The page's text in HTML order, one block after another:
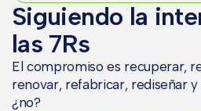
Siguiendo la
las 7Rs
El compromiso es recuperar,
renovar, refabricar, rediseñar y
¿no?